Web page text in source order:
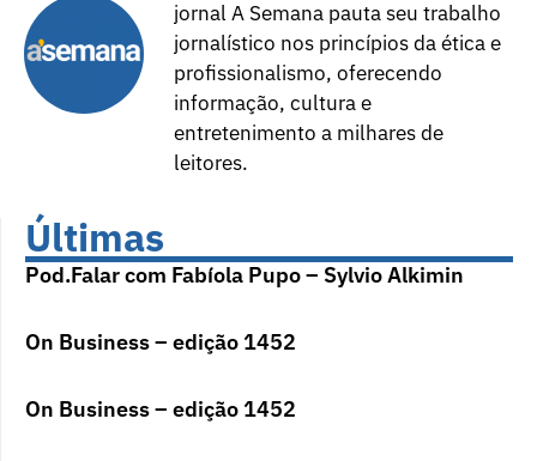
jornal A Semana pauta seu trabalho
jornalístico nos princípios da ética e
profissionalismo, oferecendo
informação, cultura e
entretenimento a milhares de
leitores.
Últimas
Pod.Falar com Fabíola Pupo – Sylvio Alkimin
On Business – edição 1452
On Business – edição 1452